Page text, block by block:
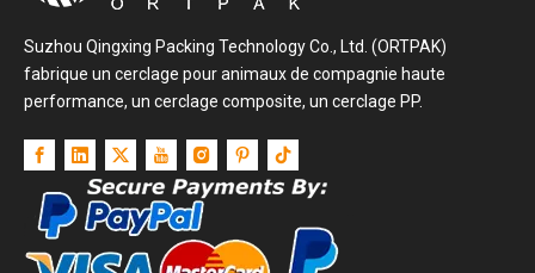
Suzhou Qingxing Packing Technology Co., Ltd. (ORTPAK)
fabrique un cerclage pour animaux de compagnie haute
performance, un cerclage composite, un cerclage PP.